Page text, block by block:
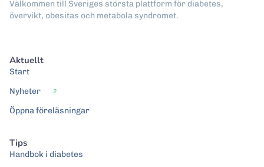
Välkommen till Sveriges största plattform för diabetes,
övervikt, obesitas och metabola syndromet.
Aktuellt
Start
Nyheter
2
Öppna föreläsningar
Tips
Handbok i diabetes